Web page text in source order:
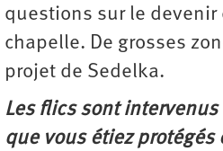
questions sur le devenir
chapelle. De grosses
projet de Sedelka.
Les flics sont intervenus
que vous étiez protégés